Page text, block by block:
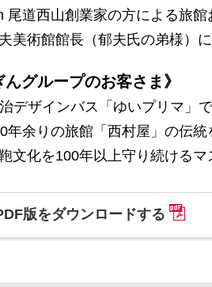
尾道西山創業家の方による旅
美術館館長（郁夫氏の弟様）
んグループのお客さま》
デザインバス「ゆいプリマ」
年余りの旅館「西村屋」の伝
文化を100年以上守り続ける
版をダウンロードする